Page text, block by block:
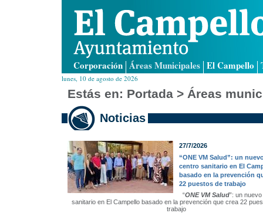
Corporación Áreas Municipales El Campello
lunes, 10 de agosto de 2026
Estás en: Portada > Áreas
Noticias
27/7/2026
“ONE VM Salud”: un
centro sanitario en El
basado en la prevención
22 puestos de trabajo
“ONE VM Salud”: un
sanitario en El Campello basado en la prevención que crea 22
trabajo